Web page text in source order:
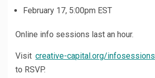
February 17, 5:00pm EST
Online info sessions last an hour.
Visitcreative-capital.org/infosessions
to RSVP.